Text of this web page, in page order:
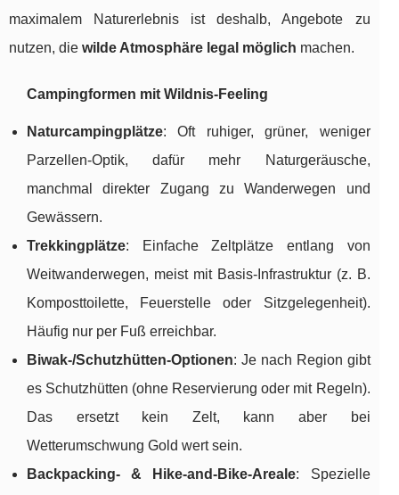
maximalem Naturerlebnis ist deshalb, Angebote zu
nutzen, die wilde Atmosphäre legal möglich machen.
Campingformen mit Wildnis-Feeling
Naturcampingplätze: Oft ruhiger, grüner, weniger
Parzellen-Optik, dafür mehr Naturgeräusche,
manchmal direkter Zugang zu Wanderwegen und
Gewässern.
Trekkingplätze: Einfache Zeltplätze entlang von
Weitwanderwegen, meist mit Basis-Infrastruktur (z. B.
Komposttoilette, Feuerstelle oder Sitzgelegenheit).
Häufig nur per Fuß erreichbar.
Biwak-/Schutzhütten-Optionen: Je nach Region gibt
es Schutzhütten (ohne Reservierung oder mit Regeln).
Das ersetzt kein Zelt, kann aber bei
Wetterumschwung Gold wert sein.
Backpacking- & Hike-and-Bike-Areale: Spezielle